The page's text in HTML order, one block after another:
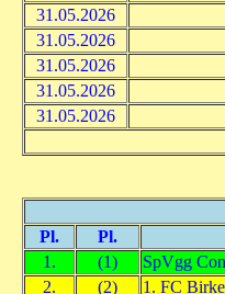
31.05.2026
31.05.2026
31.05.2026
31.05.2026
31.05.2026
Pl. Pl.
1.
(1)
SpVgg
2.
(2)
1. FC